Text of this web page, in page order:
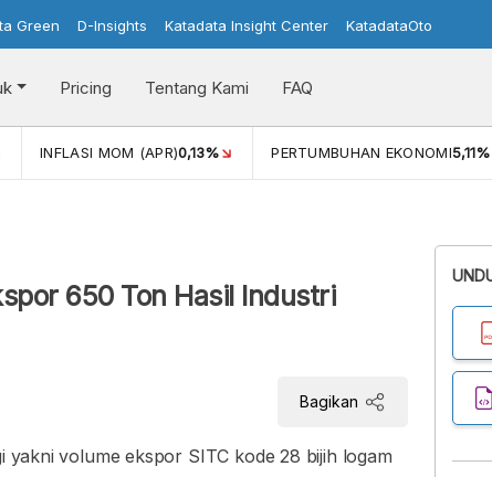
Green D-Insights Katadata Insight Center KatadataOto
Pricing Tentang Kami FAQ
INFLASI MOM (APR)0,13% PERTUMBUHAN EKONOMI5,11%
650 Ton Hasil Industri
Bagikan
volume ekspor SITC kode 28 bijih logam